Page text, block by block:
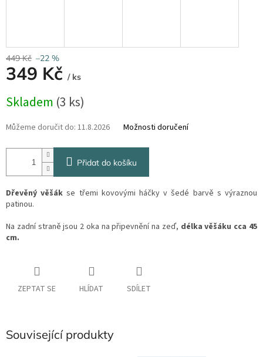
449 Kč –22 %
349 Kč / ks
cena:
Skladem (3 ks)
Můžeme doručit do: 11.8.2026 Možnosti doručení
Přidat do košíku
Dřevěný věšák se třemi kovovými háčky v šedé barvě s výraznou
patinou.
Na zadní straně jsou 2 oka na připevnění na zeď, délka věšáku cca 45
cm.
ZEPTAT SE HLÍDAT SDÍLET
Související produkty